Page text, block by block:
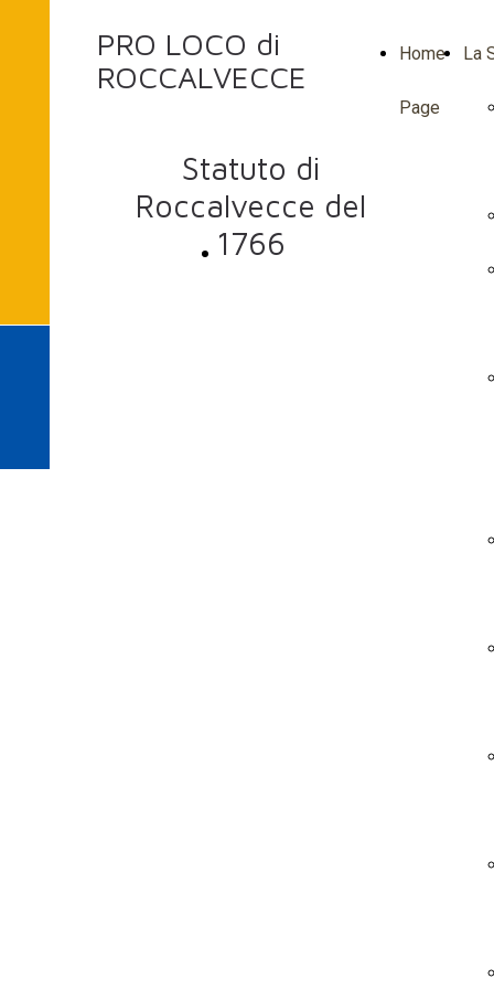
Home
Page
La
PRO LOCO di
ROCCALVECCE
Statuto di
Roccalvecce del
1766
Scarica